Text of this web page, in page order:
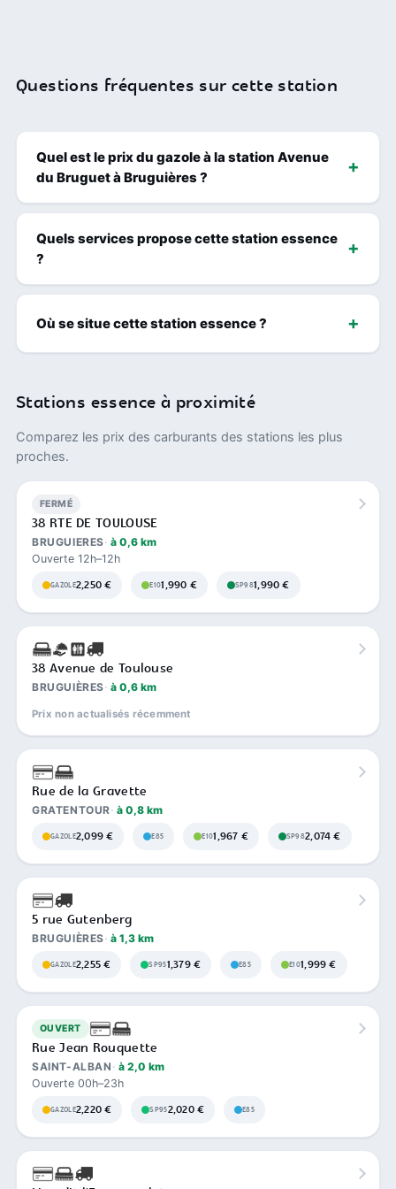
Questions fréquentes sur cette station
Quel est le prix du gazole à la station Avenue
du Bruguet à Bruguières ?
Quels services propose cette station essence
?
Où se situe cette station essence ?
Stations essence à proximité
Comparez les prix des carburants des stations les plus
proches.
FERMÉ
38 RTE DE TOULOUSE
BRUGUIERES à 0,6 km
Ouverte 12h–12h
GAZOLE2,250 € E101,990 € SP981,990 €
38 Avenue de Toulouse
BRUGUIÈRES à 0,6 km
Prix non actualisés récemment
Rue de la Gravette
GRATENTOUR à 0,8 km
GAZOLE2,099 € E85 E101,967 € SP982,074 €
5 rue Gutenberg
BRUGUIÈRES à 1,3 km
GAZOLE2,255 € SP951,379 € E85 E101,999 €
OUVERT
Rue Jean Rouquette
SAINT-ALBAN à 2,0 km
Ouverte 00h–23h
GAZOLE2,220 € SP952,020 € E85